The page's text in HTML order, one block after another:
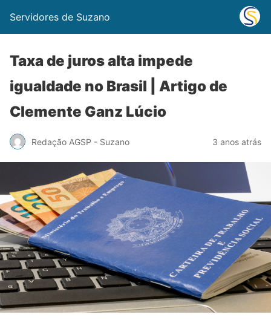
Servidores de Suzano
Taxa de juros alta impede
igualdade no Brasil | Artigo de
Clemente Ganz Lúcio
Redação AGSP - Suzano 3 anos atrás